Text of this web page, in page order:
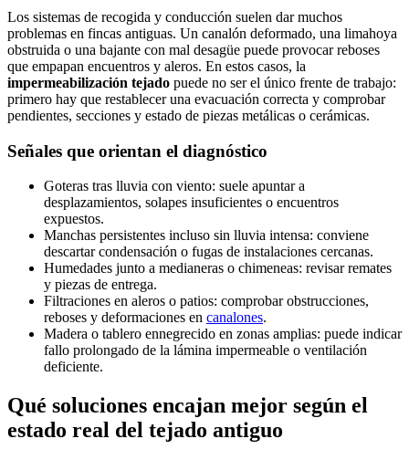
Los sistemas de recogida y conducción suelen dar muchos
problemas en fincas antiguas. Un canalón deformado, una limahoya
obstruida o una bajante con mal desagüe puede provocar reboses
que empapan encuentros y aleros. En estos casos, la
impermeabilización tejado puede no ser el único frente de trabajo:
primero hay que restablecer una evacuación correcta y comprobar
pendientes, secciones y estado de piezas metálicas o cerámicas.
Señales que orientan el diagnóstico
Goteras tras lluvia con viento: suele apuntar a
desplazamientos, solapes insuficientes o encuentros
expuestos.
Manchas persistentes incluso sin lluvia intensa: conviene
descartar condensación o fugas de instalaciones cercanas.
Humedades junto a medianeras o chimeneas: revisar remates
y piezas de entrega.
Filtraciones en aleros o patios: comprobar obstrucciones,
reboses y deformaciones en canalones.
Madera o tablero ennegrecido en zonas amplias: puede indicar
fallo prolongado de la lámina impermeable o ventilación
deficiente.
Qué soluciones encajan mejor según el
estado real del tejado antiguo